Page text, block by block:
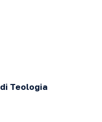
Teologia